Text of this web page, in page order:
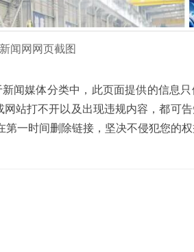
闻网网页截图
闻媒体分类中，此页面提供的信息
站打不开以及出现违规内容，都可
一时间删除链接，坚决不侵犯您的权